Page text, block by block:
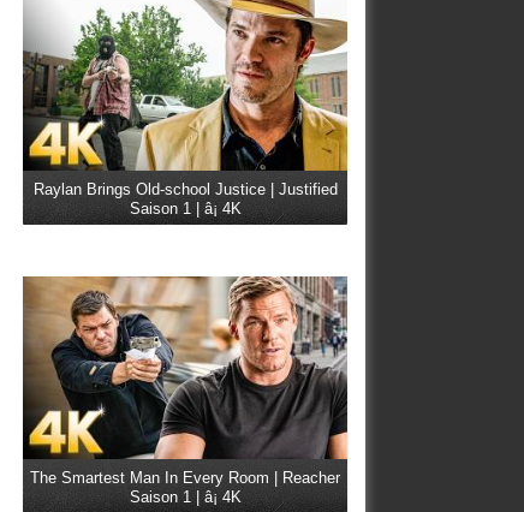
Raylan Brings Old-school Justice | Justified
Saison 1 | â¡ 4K
The Smartest Man In Every Room | Reacher
Saison 1 | â¡ 4K